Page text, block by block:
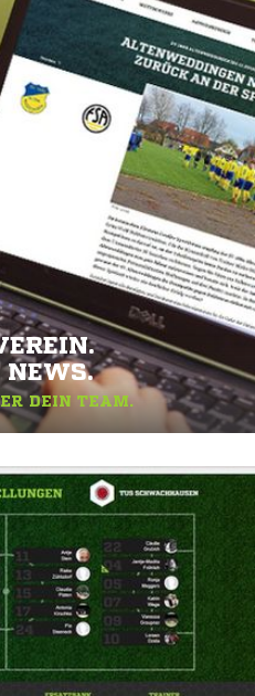
NEWS.
DEIN TEAM.